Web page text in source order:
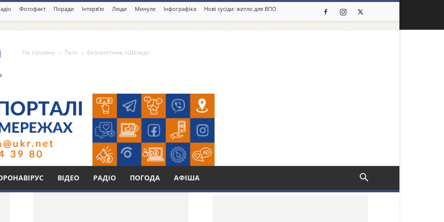
Фотофакт Поради Інтерв’ю Люди Минуле Інфографіка Нові сусіди: житло для ВПО
ВІДЕО РАДІО ПОГОДА АФІША
На головну Теги безпілотник «Шахед»